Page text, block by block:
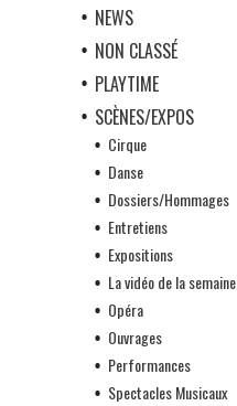
NEWS
NON CLASSÉ
PLAYTIME
SCÈNES/EXPOS
Cirque
Danse
Dossiers/Hommages
Entretiens
Expositions
La vidéo de la semaine
Opéra
Ouvrages
Performances
Spectacles Musicaux